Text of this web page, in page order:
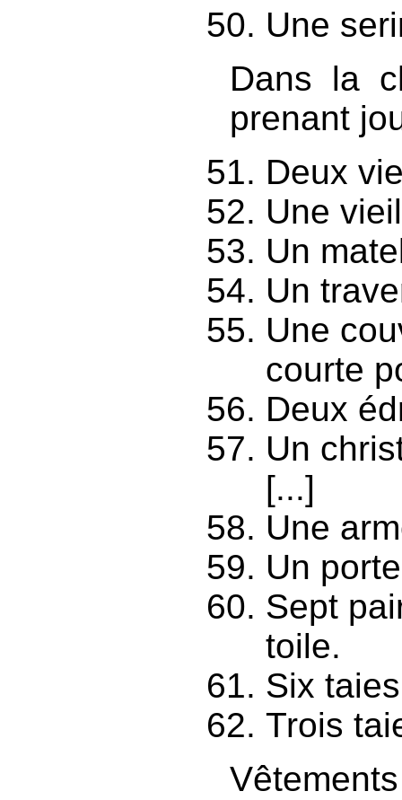
Une
Dans la
prenant
Deux
Une
Un
Un
Une
courte
Deux
Un
[...]
Une
Un
Sept
toile.
Six
Trois